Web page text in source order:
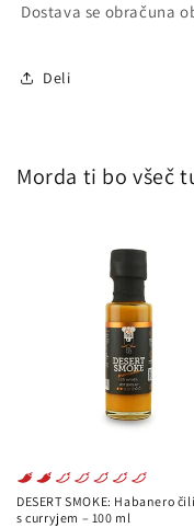
Dostava se obračuna
Deli
Morda ti bo všeč
DESERT SMOKE: Habanero
s curryjem – 100 ml